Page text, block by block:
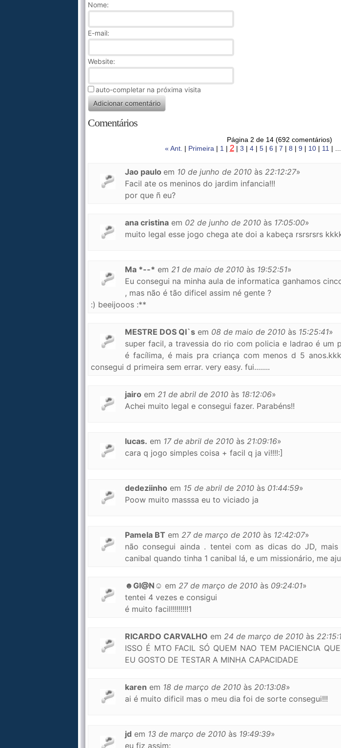
Nome:
E-mail:
Website:
auto-completar na próxima visita
Comentários
Página 2 de 14 (692 comentários)
« Ant. | Primeira | 1 | 2| 3 | 4| 5| 6 | 7 | 8 | 9 | 10| 11 |
Jao paulo em 10 de junho de 2010 às 22:12:27»
Facil ate os meninos do jardim infancia!!!
por que ñ eu?
ana cristina em 02 de junho de 2010 às 17:05:00»
muito legal esse jogo chega ate doi a kabeça rsrsrsrs
Ma *--* em 21 de maio de 2010 às 19:52:51»
Eu consegui na minha aula de informatica ganhamos
, mas não é tão dificel assim né gente ?
:) beeijooos :**
MESTRE DOS QI`s em 08 de maio de 2010 às 15:25:41»
super facil, a travessia do rio com policia e ladrao é um
é facílima, é mais pra criança com menos d 5
consegui d primeira sem errar. very easy. fui........
jairo em 21 de abril de 2010 às 18:12:06»
Achei muito legal e consegui fazer. Parabéns!!
lucas. em 17 de abril de 2010 às 21:09:16»
cara q jogo simples coisa + facil q ja vi!!!!:]
dedeziinho em 15 de abril de 2010 às 01:44:59»
Poow muito masssa eu to viciado ja
Pamela BT em 27 de março de 2010 às 12:42:07»
não consegui ainda . tentei com as dicas do JD,
canibal quando tinha 1 canibal lá, e um missionário, me
☻GI@N☺ em 27 de março de 2010 às 09:24:01»
tentei 4 vezes e consigui
é muito facil!!!!!!!!!1
RICARDO CARVALHO em 24 de março de 2010 às
ISSO É MTO FACIL SÓ QUEM NAO TEM PACIENCIA
EU GOSTO DE TESTAR A MINHA CAPACIDADE
karen em 18 de março de 2010 às 20:13:08»
ai é muito dificil mas o meu dia foi de sorte consegui!!!
jd em 13 de março de 2010 às 19:49:39»
eu fiz assim: